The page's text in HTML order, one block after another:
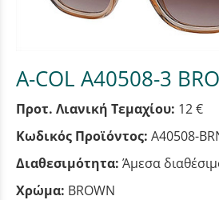
A-COL A40508-3
Προτ. Λιανική Τεμαχίου: 12 €
Κωδικός Προϊόντος: A40508-
Διαθεσιμότητα: Άμεσα
Χρώμα: BROWN